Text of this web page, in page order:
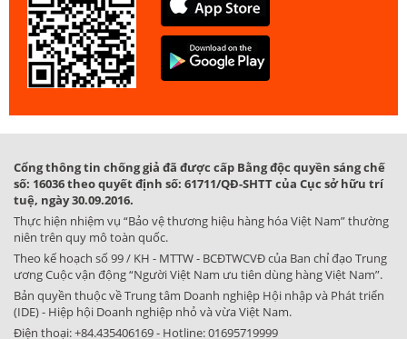
Cổng thông tin chống giả đã được cấp Bằng độc quyền sáng chế
số: 16036 theo quyết định số: 61711/QĐ-SHTT của Cục sở hữu trí
tuệ, ngày 30.09.2016.
Thực hiện nhiệm vụ “Bảo vệ thương hiệu hàng hóa Việt Nam” thường
niên trên quy mô toàn quốc.
Theo kế hoạch số 99 / KH - MTTW - BCĐTWCVĐ của Ban chỉ đạo Trung
ương Cuộc vận động “Người Việt Nam ưu tiên dùng hàng Việt Nam”.
Bản quyền thuộc về Trung tâm Doanh nghiệp Hội nhập và Phát triển
(IDE) - Hiệp hội Doanh nghiệp nhỏ và vừa Việt Nam.
Điện thoại:+84.435406169- Hotline:01695719999